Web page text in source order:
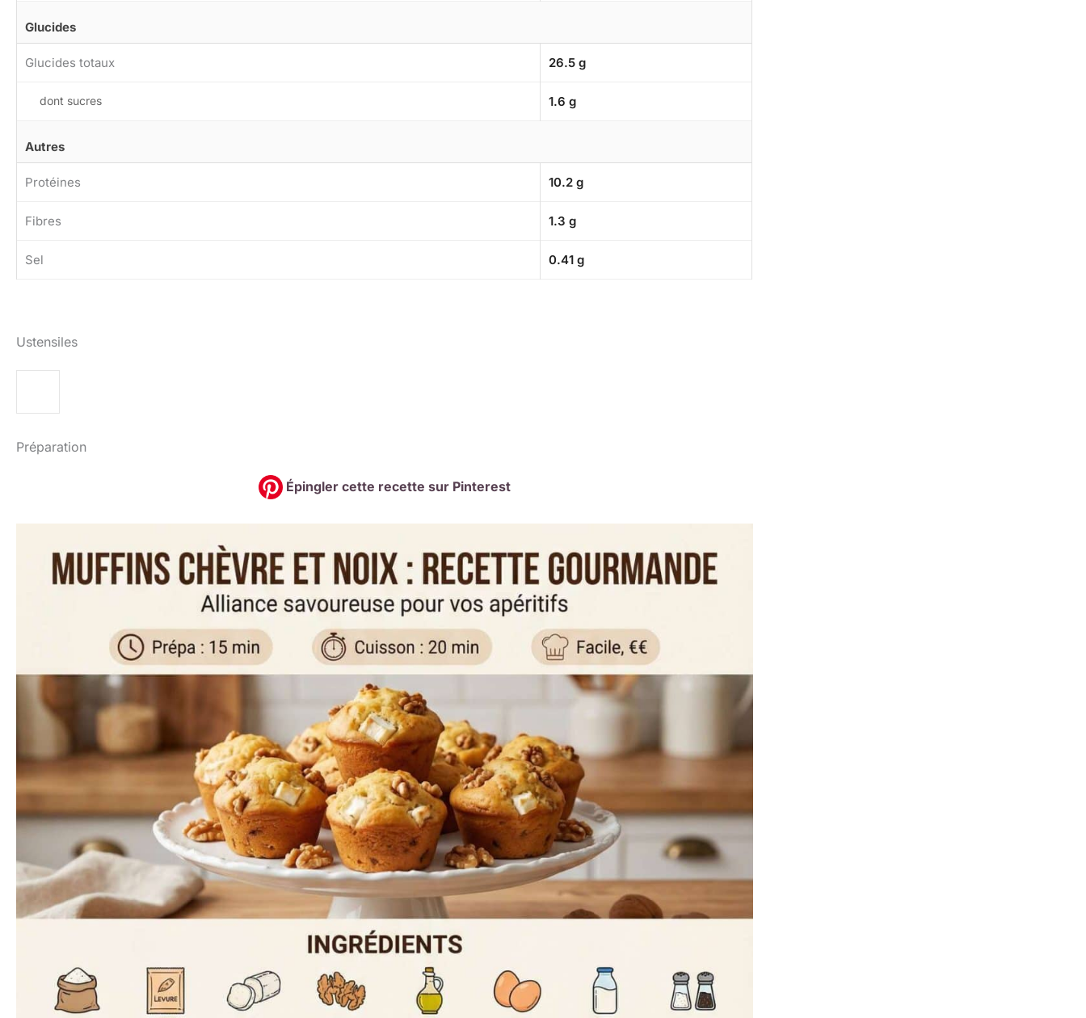
Glucides
Glucides totaux 26.5 g
dont sucres 1.6 g
Autres
Protéines 10.2 g
Fibres 1.3 g
Sel 0.41 g
Ustensiles
Préparation
Épingler cette recette sur Pinterest